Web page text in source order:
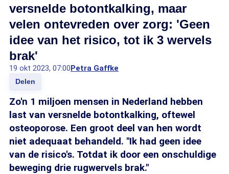
versnelde botontkalking, maar
velen ontevreden over zorg: 'Geen
idee van het risico, tot ik 3 wervels
brak'
19 okt 2023, 07:00Petra Gaffke
Delen
Zo'n 1 miljoen mensen in Nederland hebben
last van versnelde botontkalking, oftewel
osteoporose. Een groot deel van hen wordt
niet adequaat behandeld. "Ik had geen idee
van de risico's. Totdat ik door een onschuldige
beweging drie rugwervels brak."